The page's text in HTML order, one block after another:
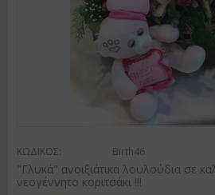
ΚΩΔΙΚΟΣ: Birth46
"Γλυκά" ανοιξιάτικα λουλούδια σε
νεογέννητο κοριτσάκι !!!